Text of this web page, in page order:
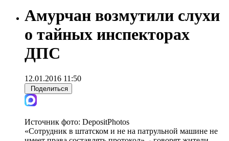
Амурчан возмутили слухи
о тайных инспекторах
ДПС
12.01.2016 11:50
Поделиться
Источник фото: DepositPhotos
«Сотрудник в штатском и не на патрульной машине не